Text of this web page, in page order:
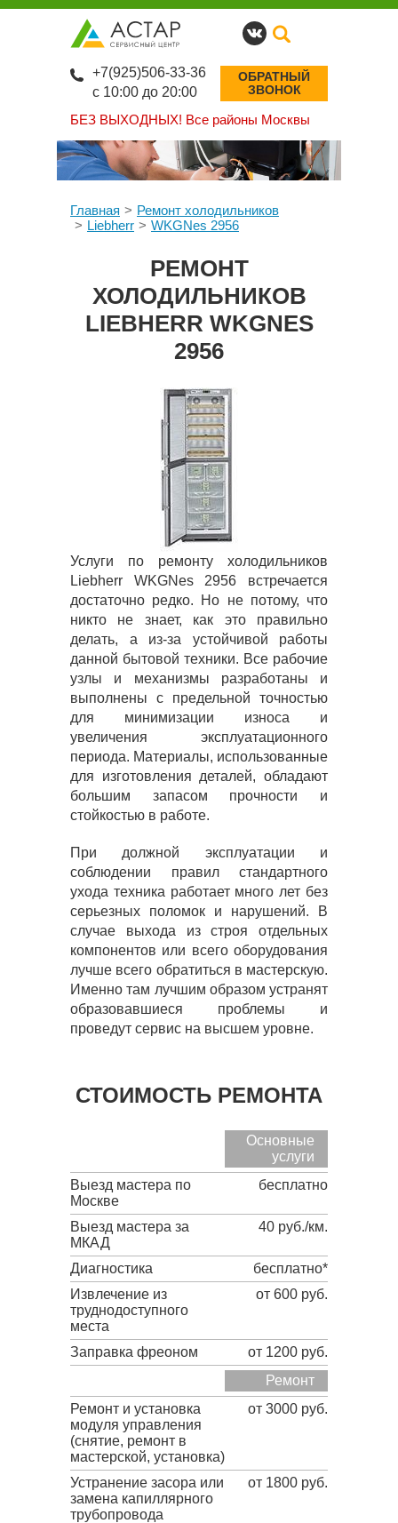
БЕЗ ВЫХОДНЫХ! Все районы Москвы
+7(925)506-33-36
с 10:00 до 20:00
ОБРАТНЫЙ
ЗВОНОК
Главная
Ремонт холодильников
Liebherr
WKGNes 2956
РЕМОНТ
ХОЛОДИЛЬНИКОВ
LIEBHERR WKGNES
2956
Услуги по ремонту холодильников
Liebherr WKGNes 2956 встречается
достаточно редко. Но не потому, что
никто не знает, как это правильно
делать, а из-за устойчивой работы
данной бытовой техники. Все рабочие
узлы и механизмы разработаны и
выполнены с предельной точностью
для минимизации износа и
увеличения эксплуатационного
периода. Материалы, использованные
для изготовления деталей, обладают
большим запасом прочности и
стойкостью в работе.
При должной эксплуатации и
соблюдении правил стандартного
ухода техника работает много лет без
серьезных поломок и нарушений. В
случае выхода из строя отдельных
компонентов или всего оборудования
лучше всего обратиться в мастерскую.
Именно там лучшим образом устранят
образовавшиеся проблемы и
проведут сервис на высшем уровне.
СТОИМОСТЬ РЕМОНТА
Основные
услуги
Выезд мастера по
Москве
бесплатно
Выезд мастера за
МКАД
40 руб./км.
Диагностика
бесплатно*
Извлечение из
труднодоступного
места
от 600 руб.
Заправка фреоном
от 1200 руб.
Ремонт
Ремонт и установка
модуля управления
(снятие, ремонт в
мастерской, установка)
от 3000 руб.
Устранение засора или
замена капиллярного
трубопровода
от 1800 руб.